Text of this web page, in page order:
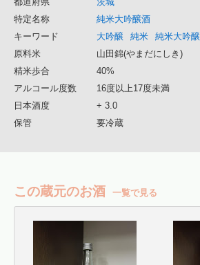
特定名称
純米大吟醸酒
キーワード
大吟醸 純米 純米大吟醸
原料米
山田錦(やまだにしき)
精米歩合
40%
アルコール度数
16度以上17度未満
日本酒度
+ 3.0
保管
要冷蔵
この蔵元のお酒 一覧で見る